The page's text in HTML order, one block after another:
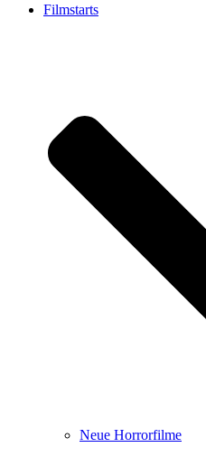
Filmstarts
Neue Horrorfilme